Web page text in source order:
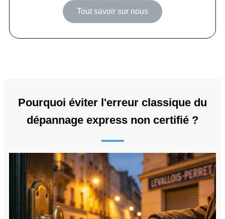
Tout savoir sur nous
Pourquoi éviter l'erreur classique du
dépannage express non certifié ?